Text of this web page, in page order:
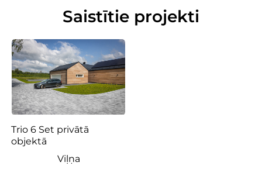
Saistītie projekti
Trio 6 Set privātā
objektā
Viļņa